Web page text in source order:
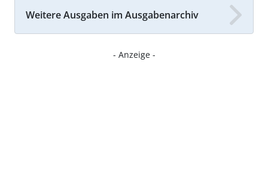
Weitere Ausgaben im Ausgabenarchiv
- Anzeige -